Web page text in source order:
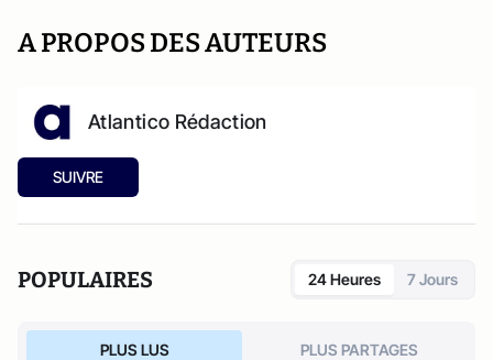
A PROPOS DES AUTEURS
Atlantico Rédaction
SUIVRE
POPULAIRES 24 Heures 7 Jours
PLUS LUS PLUS PARTAGES